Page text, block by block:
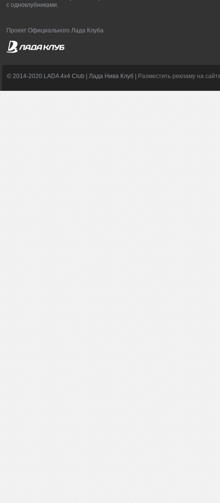
с одноклубниками.
Проект Официального Лада Клуба
© 2014-2020 LADA 4x4 Club | Лада Нива Клуб | Разместить рекламу на